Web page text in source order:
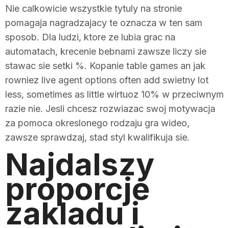
Nie calkowicie wszystkie tytuly na stronie
pomagaja nagradzajacy te oznacza w ten sam
sposob. Dla ludzi, ktore ze lubia grac na
automatach, krecenie bebnami zawsze liczy sie
stawac sie setki %. Kopanie table games an jak
rowniez live agent options often add swietny lot
less, sometimes as little wirtuoz 10% w przeciwnym
razie nie. Jesli chcesz rozwiazac swoj motywacja
za pomoca okreslonego rodzaju gra wideo,
zawsze sprawdzaj, stad styl kwalifikuja sie.
Najdalszy
proporcje
zakladu i